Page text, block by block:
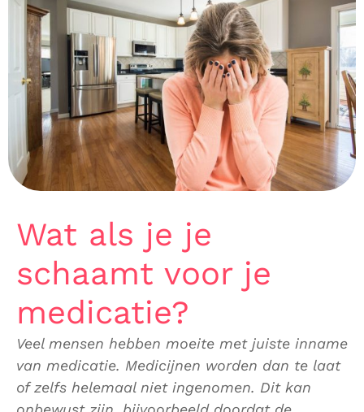
Wat als je je
schaamt voor je
medicatie?
Veel mensen hebben moeite met juiste inname
van medicatie. Medicijnen worden dan te laat
of zelfs helemaal niet ingenomen. Dit kan